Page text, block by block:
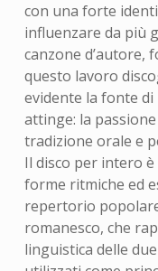
con una forte
influenzare da più
canzone d’autore,
questo lavoro
evidente la fonte
attinge: la
tradizione orale e
Il disco per intero
forme ritmiche ed
repertorio
romanesco, che
linguistica delle